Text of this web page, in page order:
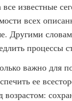
известные
всех
Другими
процессы
важно для
ее